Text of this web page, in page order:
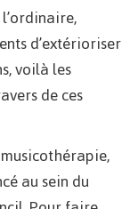
d’extérioriser
voilà les
de ces
au sein du